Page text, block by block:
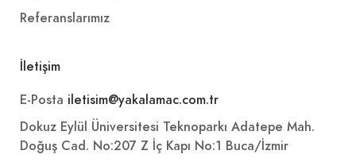
Referanslarımız
İletişim
E-Posta iletisim@yakalamac.com.tr
Dokuz Eylül Üniversitesi Teknoparkı Adatepe Mah.
Doğuş Cad. No:207 Z İç Kapı No:1 Buca/İzmir